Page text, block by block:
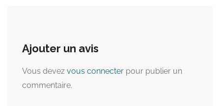
Ajouter un avis
Vous devez vous connecter pour publier un
commentaire.